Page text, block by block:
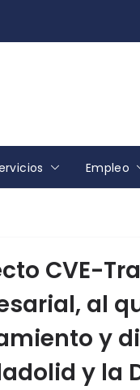
Empleo
CVE-
al
y
y la